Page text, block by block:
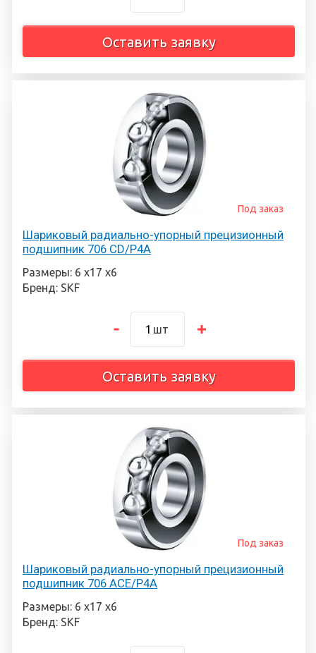
Оставить заявку
Шариковый радиально-упорный прецизионный
подшипник 706 CD/P4A
Под заказ
Размеры: 6 х17 х6
Бренд: SKF
шт
Оставить заявку
Шариковый радиально-упорный прецизионный
подшипник 706 ACE/P4A
Под заказ
Размеры: 6 х17 х6
Бренд: SKF